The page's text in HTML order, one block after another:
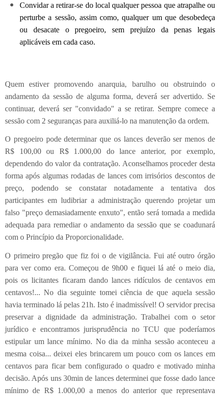
Convidar a retirar-se do local qualquer pessoa que atrapalhe ou
perturbe a sessão, assim como, qualquer um que desobedeça
ou desacate o pregoeiro, sem prejuízo da penas legais
aplicáveis em cada caso.
Quem estiver promovendo anarquia, barulho ou obstruindo o
andamento da sessão de alguma forma, deverá ser advertido. Se
continuar, deverá ser "convidado" a se retirar. Sempre comece a
sessão com 2 seguranças para auxiliá-lo na manutenção da ordem.
O pregoeiro pode determinar que os lances deverão ser menos de
R$ 100,00 ou R$ 1.000,00 do lance anterior, por exemplo,
dependendo do valor da contratação. Aconselhamos proceder desta
forma após algumas rodadas de lances com irrisórios descontos de
preço, podendo se constatar notadamente a tentativa dos
participantes em ludibriar a administração querendo projetar um
falso "preço demasiadamente enxuto", então será tomada a medida
adequada para remediar o andamento da sessão que se coadunará
com o Princípio da Proporcionalidade.
O primeiro pregão que fiz foi o de vigilância. Fui até outro órgão
para ver como era. Começou de 9h00 e fiquei lá até o meio dia,
pois os licitantes ficaram dando lances ridículos de centavos em
centavos!... No dia seguinte tomei ciência de que aquela sessão
havia terminado lá pelas 21h. Isto é inadmissível! O servidor precisa
preservar a dignidade da administração. Trabalhei com o setor
jurídico e encontramos jurisprudência no TCU que poderíamos
estipular um lance mínimo. No dia da minha sessão aconteceu a
mesma coisa... deixei eles brincarem um pouco com os lances em
centavos para ficar bem configurado o quadro e motivado minha
decisão. Após uns 30min de lances determinei que fosse dado lance
mínimo de R$ 1.000,00 a menos do anterior que representava